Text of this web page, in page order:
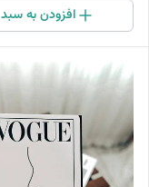
افزودن به سبد